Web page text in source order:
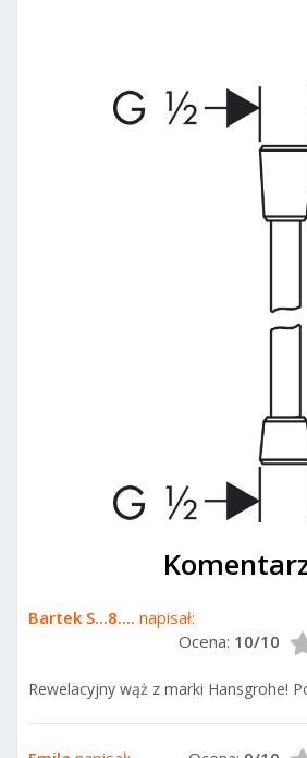
Bartek S...8.... napisał:
Ocena: 10/10
Rewelacyjny wąż z marki Hansgrohe!